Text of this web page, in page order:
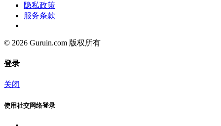
隐私政策
服务条款
© 2026 Guruin.com 版权所有
登录
关闭
使用社交网络登录